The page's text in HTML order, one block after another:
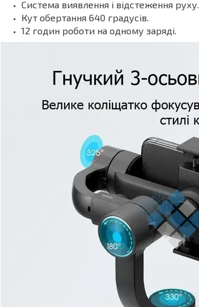
Система виявлення і відстеження руху.
Кут обертання 640 градусів.
12 годин роботи на одному заряді.